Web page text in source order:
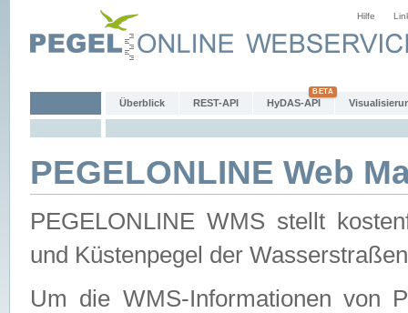
Hilfe
Überblick REST-API HyDAS-API
PEGELONLINE Web
PEGELONLINE WMS stellt
und Küstenpegel der
Um die WMS-Informationen von